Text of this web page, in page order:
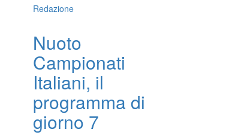
Redazione
Nuoto
Campionati
Italiani, il
programma di
giorno 7